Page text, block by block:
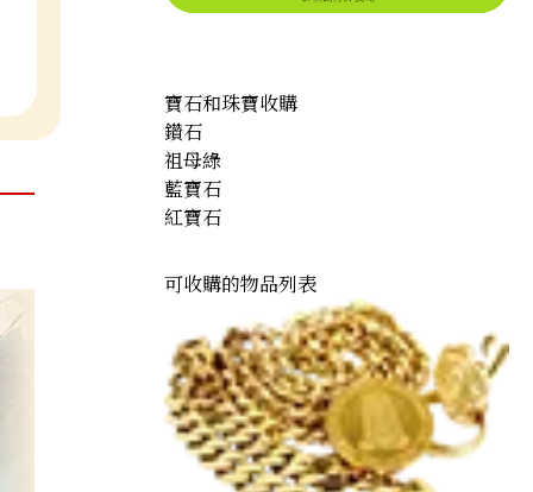
寶石和珠寶收購
鑽石
祖母綠
藍寶石
紅寶石
可收購的物品列表